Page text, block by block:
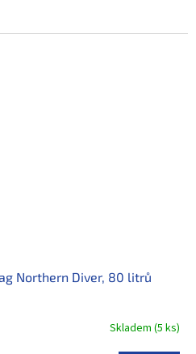
Northern Diver, 80 litrů
Skladem (5 ks)